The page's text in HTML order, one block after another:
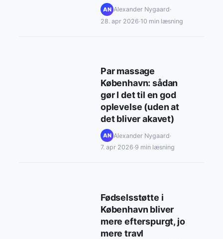
AN Alexander Nygaard·
28. apr 2026·10 min læsning
Par massage
København: sådan
gør I det til en god
oplevelse (uden at
det bliver akavet)
AN Alexander Nygaard·
7. apr 2026·9 min læsning
Fødselsstøtte i
København bliver
mere efterspurgt, jo
mere travl